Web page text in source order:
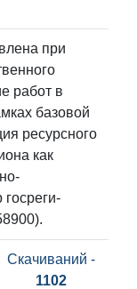
при
работ в
базовой
ресурсного
как
Скачиваний -
1102